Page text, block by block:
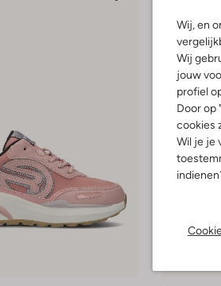
Wij, en
Wij
jouw
profiel
Door op
cookies
Wil je je